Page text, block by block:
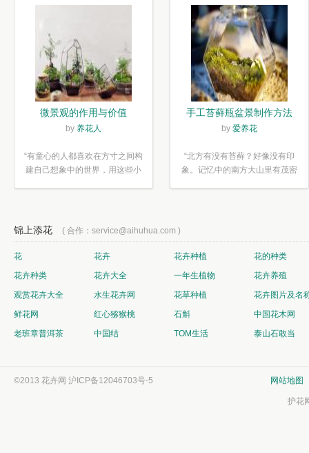
微景观的作用与价值
by 养花人
“有童心的人都喜欢在方寸之间构
建自己想象中的世界，用这些小
手工苔藓瓶盆景制作方法
by 爱养花
“北方有没有苔藓？好像没有印
象。记忆中的南方大山里有茂密
锦上添花 ( 合作：service@aihuhua.com )
花 花卉 花卉种植
花的种类
花卉种类
花卉大全 一年生植物
花卉养殖
观赏花卉大全
水生花卉网 花草种植
花卉图片及名
鲜花网
红心猕猴桃 石斛
中国花木网
老班章普洱茶
中国结 TOM生活 泰山石敢当
©2013 花卉网 沪ICP备12046703号-5 网站地图
护花